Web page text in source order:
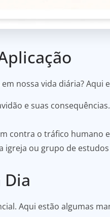
nossa vida diária? Aqui
e suas
contra o tráfico humano
igreja ou grupo de
Aqui estão algumas